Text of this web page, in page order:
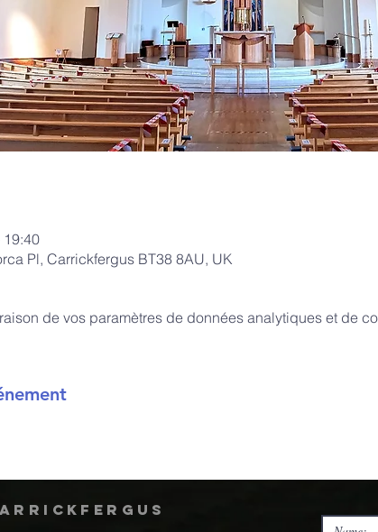
19:40
Pl, Carrickfergus BT38 8AU, UK
de vos paramètres de données analytiques et de